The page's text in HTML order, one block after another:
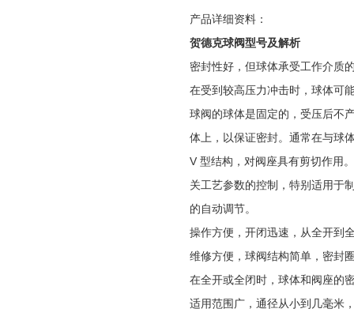
产品详细资料：
贺德克球阀型号及解析
密封性好，但球体承受工作介质
在受到较高压力冲击时，球体可
球阀的球体是固定的，受压后不
体上，以保证密封。通常在与球
V 型结构，对阀座具有剪切作用
关工艺参数的控制，特别适用于
的自动调节。
操作方便，开闭迅速，从全开到
维修方便，球阀结构简单，密封
在全开或全闭时，球体和阀座的
适用范围广，通径从小到几毫米